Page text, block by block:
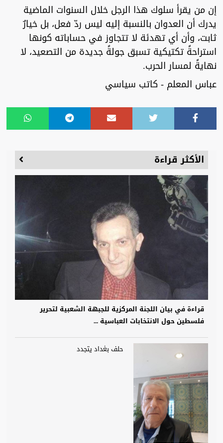
إن من يقرأ سلوك هذا الرجل خلال السنوات الماضية
يدرك أن العدوان بالنسبة إليه ليس ردّ فعل، بل خيارٌ
ثابت، وأن أي تهدئة لا تتجاوز في حساباته كونها
استراحةً تكتيكية تسبق جولةً جديدة من التصعيد، لا
نهايةً لمسار الحرب.
عباس المعلم - كاتب سياسي
الأكثر قراءة
قراءة في بيان اللجنة المركزية للجبهة الشعبية لتحرير
فلسطين حول الانتخابات العباسية ...
حلف بغداد يتجدد